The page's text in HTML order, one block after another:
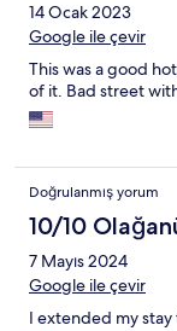
14 Ocak 2023
Google ile çevir
This was a good
of it. Bad street
Doğrulanmış yorum
10/10
7 Mayıs 2024
Google ile çevir
I extended my